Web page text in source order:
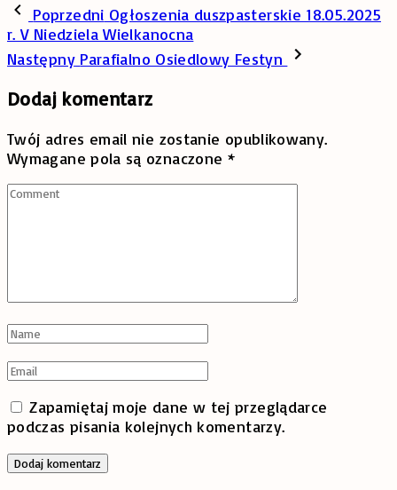
Poprzedni Ogłoszenia duszpasterskie 18.05.2025
r. V Niedziela Wielkanocna
Następny Parafialno Osiedlowy Festyn
Dodaj komentarz
Twój adres email nie zostanie opublikowany.
Wymagane pola są oznaczone *
Comment
Name
*
Email
*
Zapamiętaj moje dane w tej przeglądarce
podczas pisania kolejnych komentarzy.